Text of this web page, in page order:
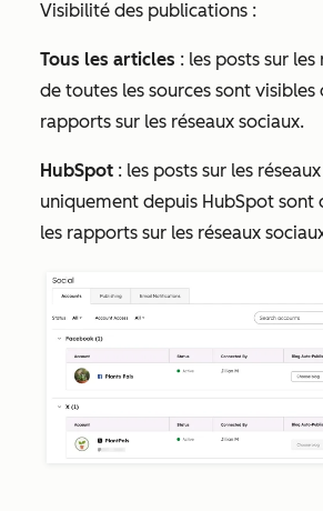
Visibilité des publications :
Tous les articles : les posts sur
de toutes les sources sont visibles
rapports sur les réseaux sociaux.
HubSpot : les posts sur les
uniquement depuis HubSpot sont
les rapports sur les réseaux